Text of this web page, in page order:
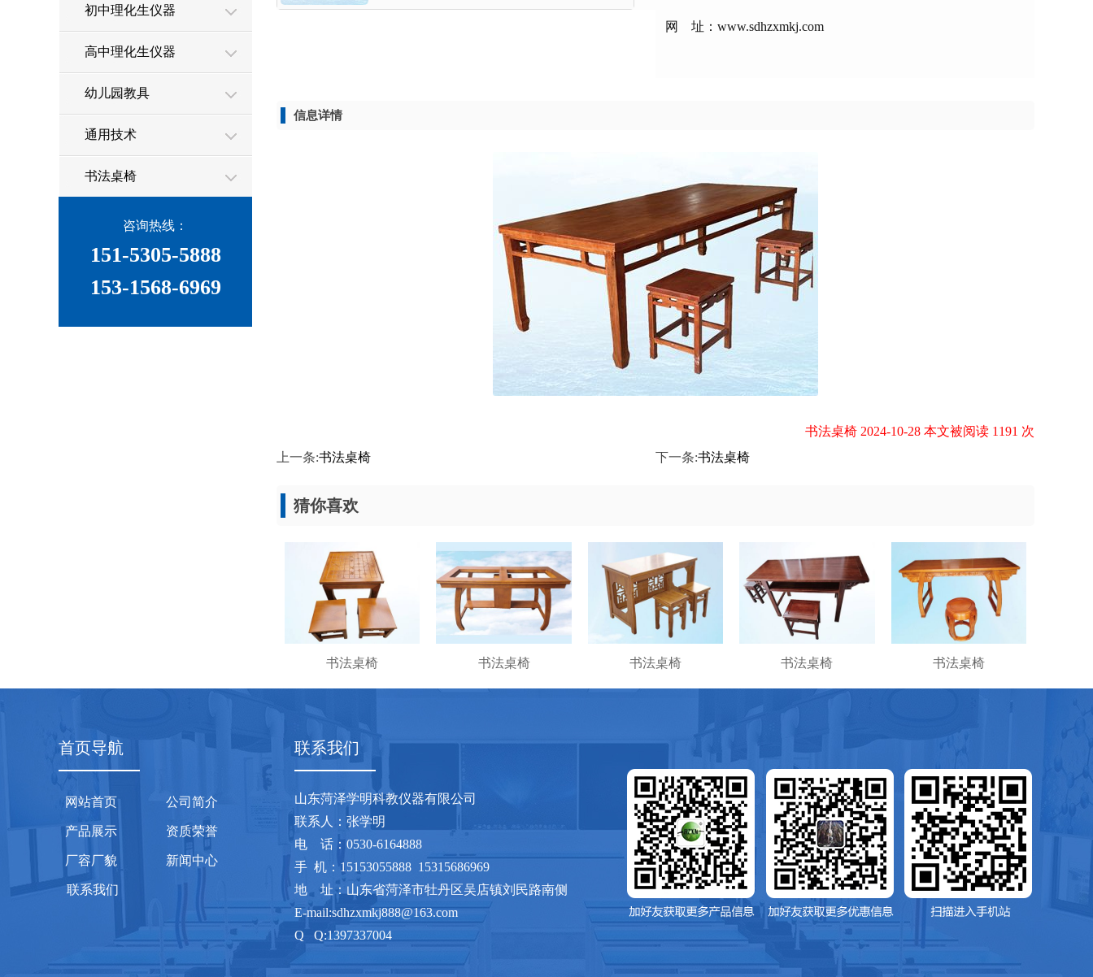
初中理化生仪器
高中理化生仪器
幼儿园教具
通用技术
书法桌椅
咨询热线：
151-5305-5888
153-1568-6969
网 址：www.sdhzxmkj.com
信息详情
书法桌椅 2024-10-28 本文被阅读 1191 次
上一条:书法桌椅 下一条:书法桌椅
猜你喜欢
书法桌椅 书法桌椅 书法桌椅 书法桌椅 书法桌椅
首页导航
网站首页 公司简介
产品展示 资质荣誉
厂容厂貌 新闻中心
联系我们
联系我们
山东菏泽学明科教仪器有限公司
联系人：张学明
电 话：0530-6164888
手 机：15153055888 15315686969
地 址：山东省菏泽市牡丹区吴店镇刘民路南侧
E-mail:sdhzxmkj888@163.com
Q Q:1397337004